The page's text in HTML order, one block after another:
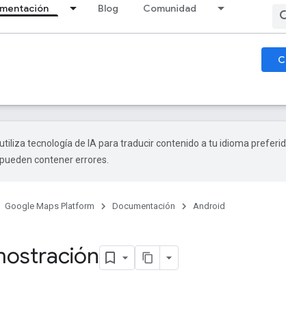
Blog Comunidad
tecnología de IA para traducir contenido a tu idioma
contener errores.
Google Maps Platform Documentación
Android